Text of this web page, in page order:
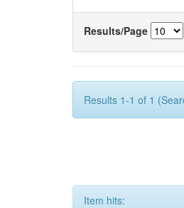
Results/Page
Results 1-1 of 1
Item hits: